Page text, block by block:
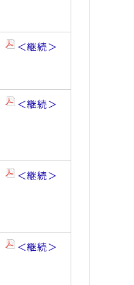
＜継続＞
＜継続＞
＜継続＞
＜継続＞